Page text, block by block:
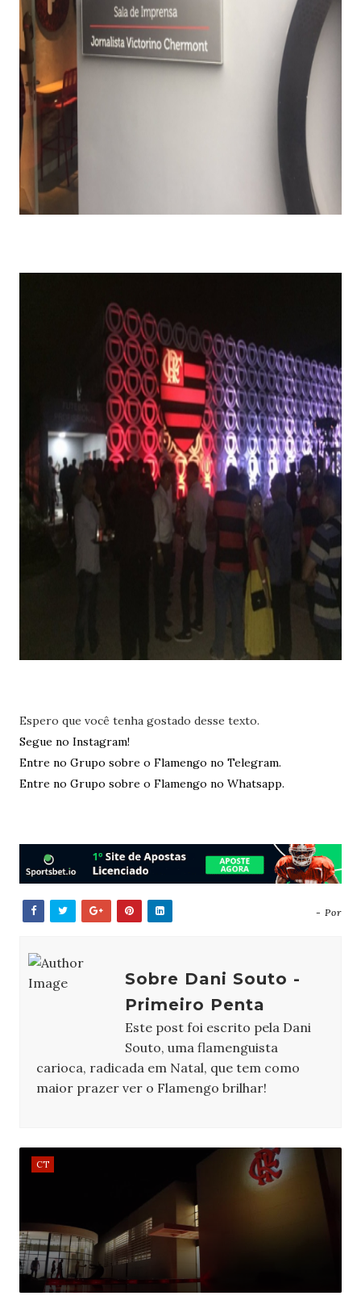
Espero que você tenha gostado desse texto.
Segue no Instagram!
Entre no Grupo sobre o Flamengo no Telegram.
Entre no Grupo sobre o Flamengo no Whatsapp.
- Por
Sobre Dani Souto -
Primeiro Penta
Este post foi escrito pela Dani
Souto, uma flamenguista
carioca, radicada em Natal, que tem como
maior prazer ver o Flamengo brilhar!
CT